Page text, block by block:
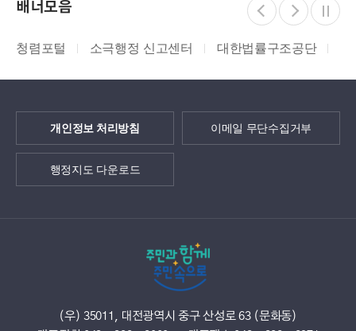
배너모음
청렴포털 소극행정 신고센터 대한법률구조공단
개인정보 처리방침 이메일 무단수집거부
행정지도 다운로드
(우) 35011, 대전광역시 중구 산성로 63 (문화동)